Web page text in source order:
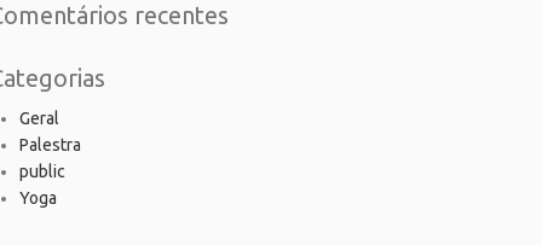
recentes
Geral
Palestra
public
Yoga